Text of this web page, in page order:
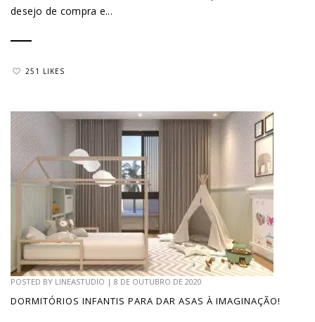
desejo de compra e...
251 LIKES
POSTED BY LINEASTUDIO | 8 DE OUTUBRO DE 2020
DORMITÓRIOS INFANTIS PARA DAR ASAS À IMAGINAÇÃO!